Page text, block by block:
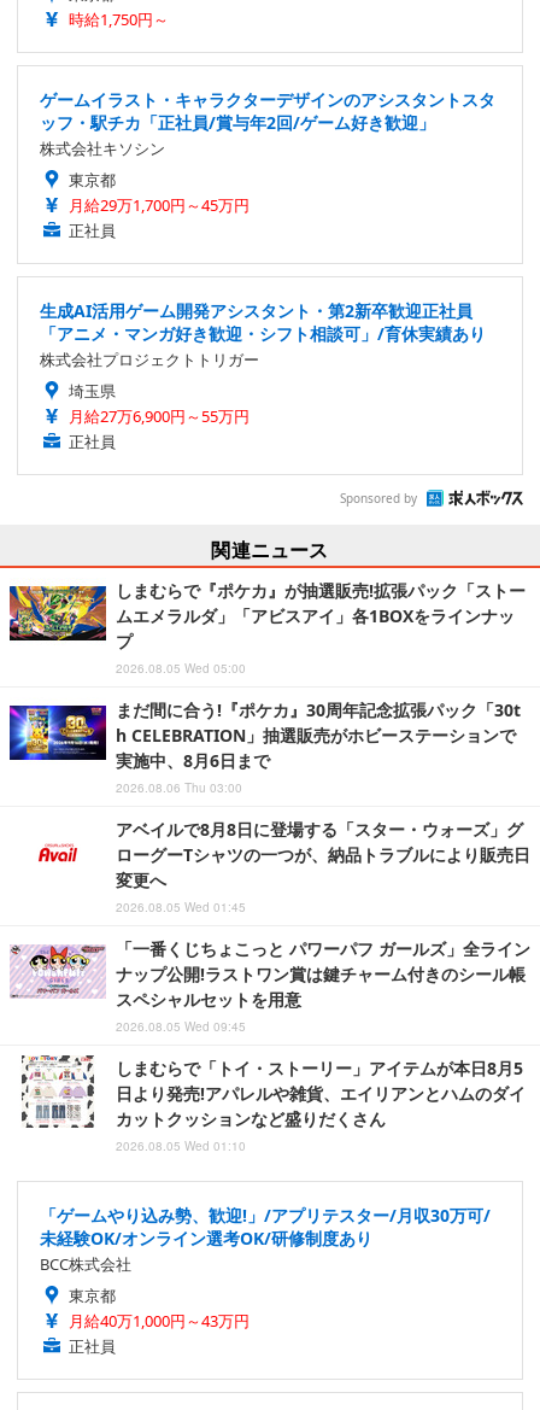
時給1,750円～
ゲームイラスト・キャラクターデザインのアシスタントスタ
ッフ・駅チカ「正社員/賞与年2回/ゲーム好き歓迎」
株式会社キソシン
東京都
月給29万1,700円～45万円
正社員
生成AI活用ゲーム開発アシスタント・第2新卒歓迎正社員
「アニメ・マンガ好き歓迎・シフト相談可」/育休実績あり
株式会社プロジェクトトリガー
埼玉県
月給27万6,900円～55万円
正社員
Sponsored by
関連ニュース
しまむらで『ポケカ』が抽選販売!拡張パック「ストー
ムエメラルダ」「アビスアイ」各1BOXをラインナッ
プ
2026.08.05 Wed 05:00
まだ間に合う!『ポケカ』30周年記念拡張パック「30t
h CELEBRATION」抽選販売がホビーステーションで
実施中、8月6日まで
2026.08.06 Thu 03:00
アベイルで8月8日に登場する「スター・ウォーズ」グ
ローグーTシャツの一つが、納品トラブルにより販売日
変更へ
2026.08.05 Wed 01:45
「一番くじちょこっと パワーパフ ガールズ」全ライン
ナップ公開!ラストワン賞は鍵チャーム付きのシール帳
スペシャルセットを用意
2026.08.05 Wed 09:45
しまむらで「トイ・ストーリー」アイテムが本日8月5
日より発売!アパレルや雑貨、エイリアンとハムのダイ
カットクッションなど盛りだくさん
2026.08.05 Wed 01:10
「ゲームやり込み勢、歓迎!」/アプリテスター/月収30万可/
未経験OK/オンライン選考OK/研修制度あり
BCC株式会社
東京都
月給40万1,000円～43万円
正社員